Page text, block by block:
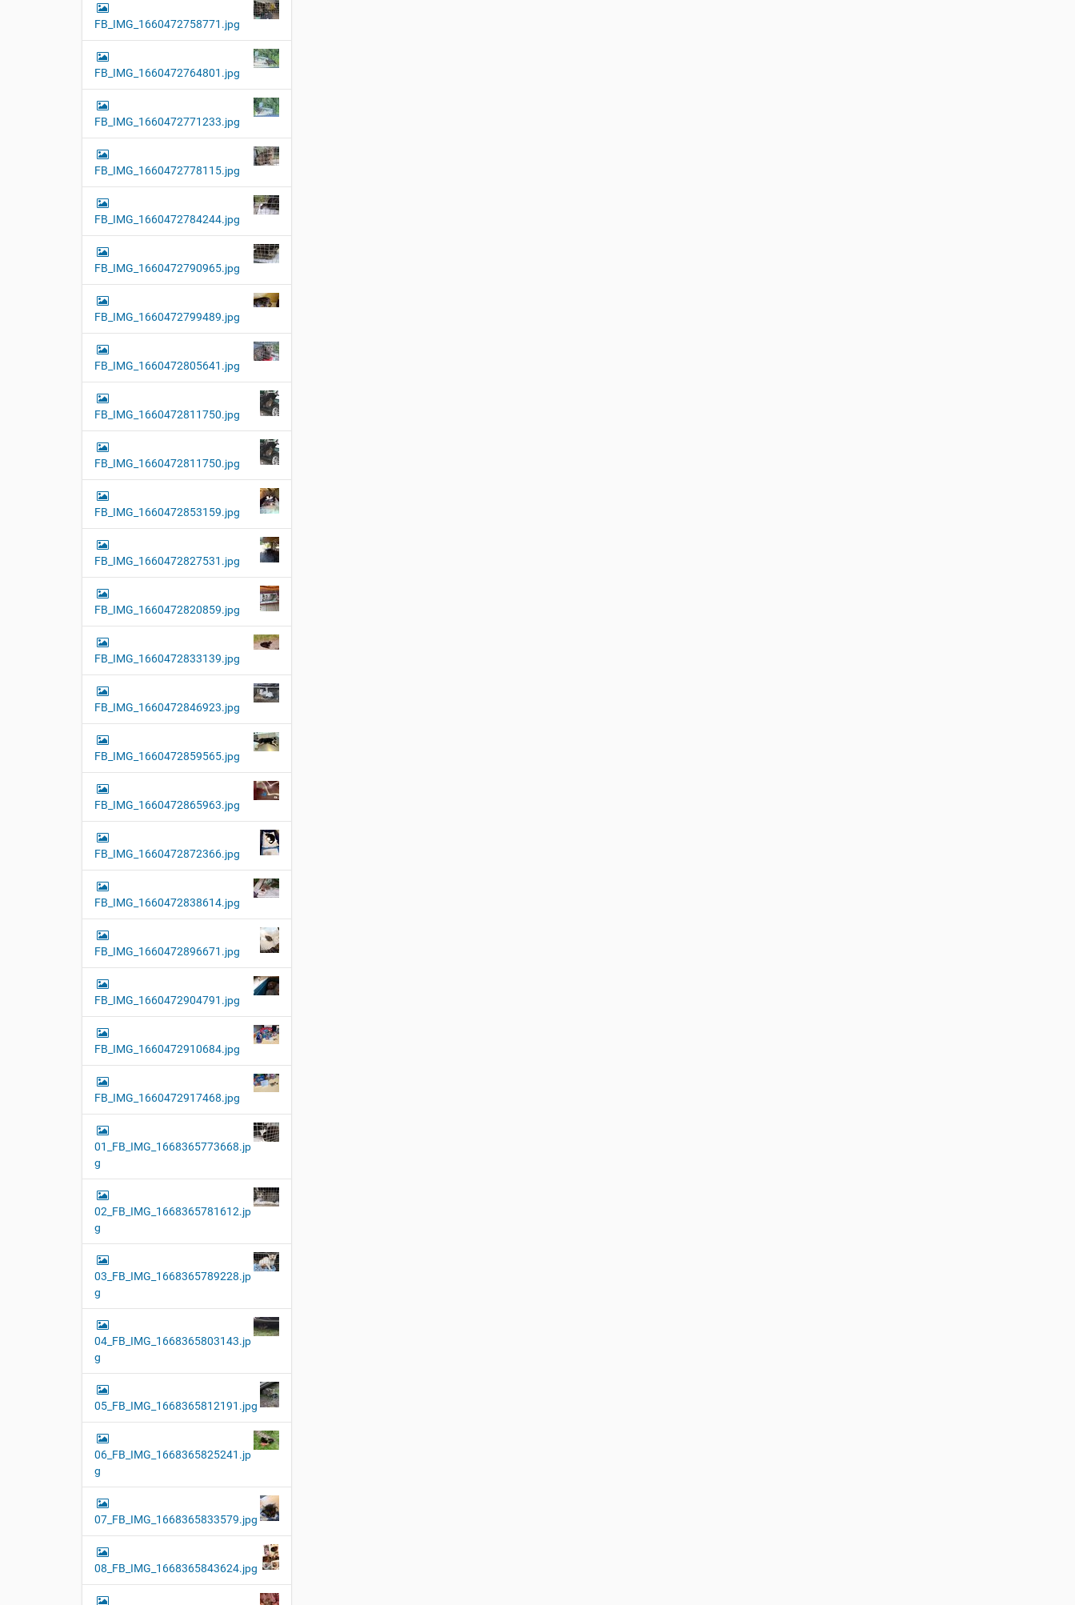
FB_IMG_1660472758771.jpg
FB_IMG_1660472764801.jpg
FB_IMG_1660472771233.jpg
FB_IMG_1660472778115.jpg
FB_IMG_1660472784244.jpg
FB_IMG_1660472790965.jpg
FB_IMG_1660472799489.jpg
FB_IMG_1660472805641.jpg
FB_IMG_1660472811750.jpg
FB_IMG_1660472811750.jpg
FB_IMG_1660472853159.jpg
FB_IMG_1660472827531.jpg
FB_IMG_1660472820859.jpg
FB_IMG_1660472833139.jpg
FB_IMG_1660472846923.jpg
FB_IMG_1660472859565.jpg
FB_IMG_1660472865963.jpg
FB_IMG_1660472872366.jpg
FB_IMG_1660472838614.jpg
FB_IMG_1660472896671.jpg
FB_IMG_1660472904791.jpg
FB_IMG_1660472910684.jpg
FB_IMG_1660472917468.jpg
01_FB_IMG_1668365773668.jp
g
02_FB_IMG_1668365781612.jp
g
03_FB_IMG_1668365789228.jp
g
04_FB_IMG_1668365803143.jp
g
05_FB_IMG_1668365812191.jpg
06_FB_IMG_1668365825241.jp
g
07_FB_IMG_1668365833579.jpg
08_FB_IMG_1668365843624.jpg